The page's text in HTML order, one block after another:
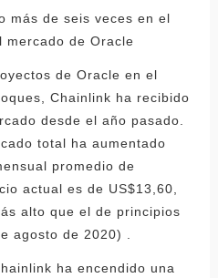
más de seis veces en el
mercado de Oracle
de Oracle en el
Chainlink ha recibido
desde el año pasado.
total ha aumentado
promedio de
actual es de US$13,60,
alto que el de principios
agosto de 2020) .
ha encendido una